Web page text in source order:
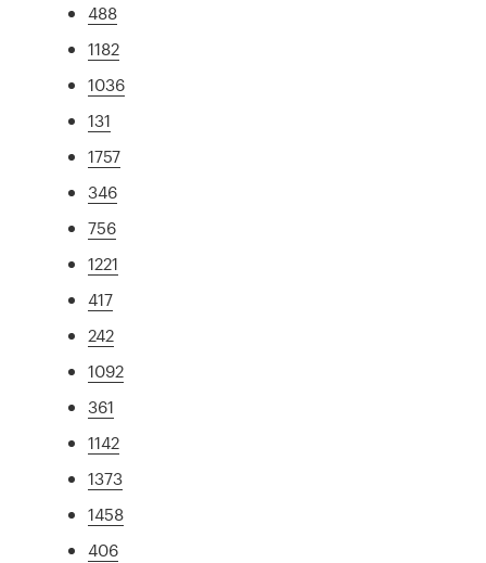
488
1182
1036
131
1757
346
756
1221
417
242
1092
361
1142
1373
1458
406